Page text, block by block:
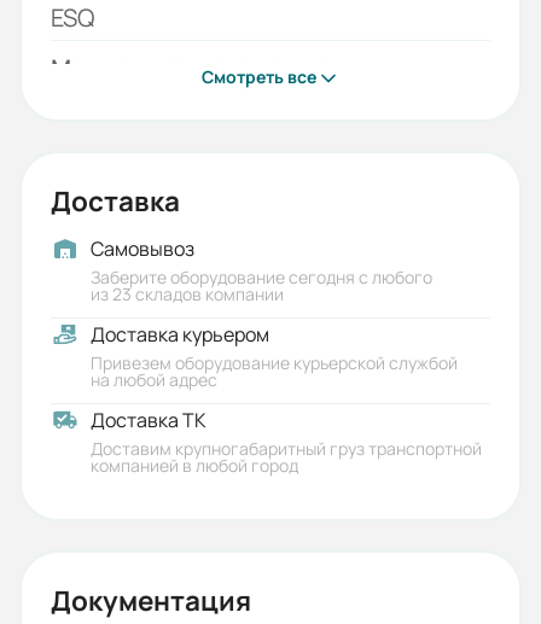
ESQ
Монтажное положение:
отношения:
50
Типоразмер:
Присоединительный размер к
электродвигателю (РАМ):
71B5
5
Смотреть все
Доставка
Самовывоз
Заберите оборудование сегодня с любого
из 23 складов компании
Доставка курьером
Привезем оборудование курьерской службой
на любой адрес
Доставка ТК
Доставим крупногабаритный груз транспортной
компанией в любой город
Документация